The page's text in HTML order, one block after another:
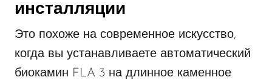
инсталляции
Это похоже на современное искусство,
когда вы устанавливаете автоматический
биокамин FLA 3 на длинное каменное